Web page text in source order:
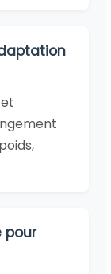
pour